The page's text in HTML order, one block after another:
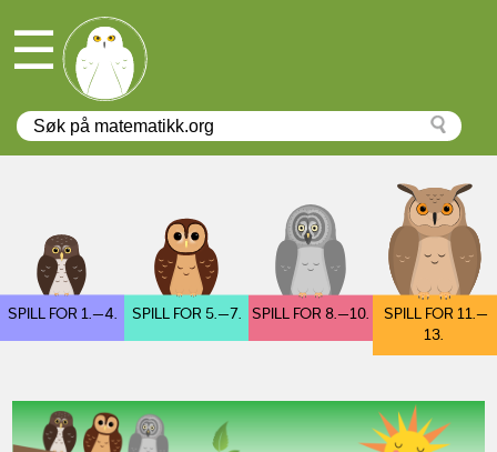
☰
SPILL FOR 1.—4. SPILL FOR 5.—7. SPILL FOR 8.—10.
SPILL FOR 11.—
13.